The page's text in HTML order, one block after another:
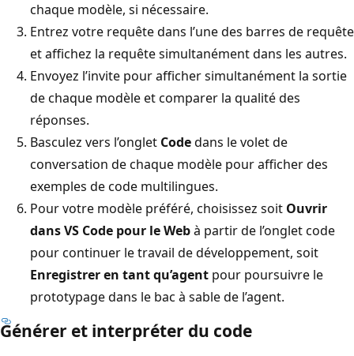
chaque modèle, si nécessaire.
Entrez votre requête dans l’une des barres de requête
et affichez la requête simultanément dans les autres.
Envoyez l’invite pour afficher simultanément la sortie
de chaque modèle et comparer la qualité des
réponses.
Basculez vers l’onglet Codedans le volet de
conversation de chaque modèle pour afficher des
exemples de code multilingues.
Pour votre modèle préféré, choisissez soit Ouvrir
dans VS Code pour le Webà partir de l’onglet code
pour continuer le travail de développement, soit
Enregistrer en tant qu’agent pour poursuivre le
prototypage dans le bac à sable de l’agent.
Générer et interpréter du code